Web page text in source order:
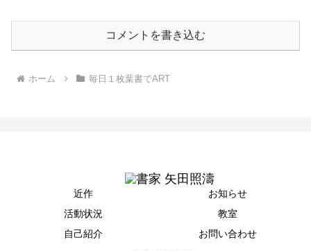
コメントを書き込む
ホーム 毎日１枚葉書でART
近作
お知らせ
活動状況
教室
自己紹介
お問い合わせ